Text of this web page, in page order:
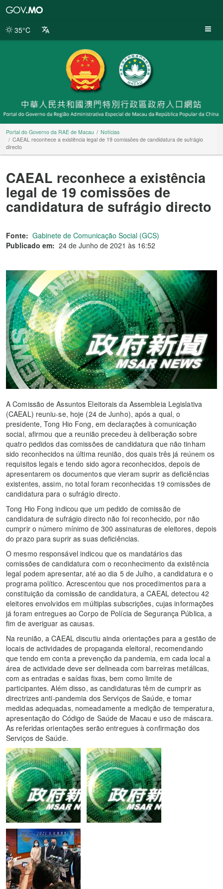
da
35°C
Portal do Governo da RAE de Macau
Notícias
CAEAL reconhece a existência legal de 19 comissões de candidatura de sufrágio
directo
CAEAL reconhece a existência
legal de 19 comissões de
candidatura de sufrágio directo
Fonte: Gabinete de Comunicação Social (GCS)
Publicado em: 24 de Junho de 2021 às 16:52
A Comissão de Assuntos Eleitorais da Assembleia Legislativa
(CAEAL) reuniu-se, hoje (24 de Junho), após a qual, o
presidente, Tong Hio Fong, em declarações à comunicação
social, afirmou que a reunião precedeu à deliberação sobre
quatro pedidos das comissões de candidatura que não tinham
sido reconhecidos na última reunião, dos quais três já reúnem os
requisitos legais e tendo sido agora reconhecidos, depois de
apresentarem os documentos que vieram suprir as deficiências
existentes, assim, no total foram reconhecidas 19 comissões de
candidatura para o sufrágio directo.
Tong Hio Fong indicou que um pedido de comissão de
candidatura de sufrágio directo não foi reconhecido, por não
cumprir o número mínimo de 300 assinaturas de eleitores, depois
do prazo para suprir as suas deficiências.
O mesmo responsável indicou que os mandatários das
comissões de candidatura com o reconhecimento da existência
legal podem apresentar, até ao dia 5 de Julho, a candidatura e o
programa político. Acrescentou que nos procedimentos para a
constituição da comissão de candidatura, a CAEAL detectou 42
eleitores envolvidos em múltiplas subscrições, cujas informações
já foram entregues ao Corpo de Polícia de Segurança Pública, a
fim de averiguar as causas.
Na reunião, a CAEAL discutiu ainda orientações para a gestão de
locais de actividades de propaganda eleitoral, recomendando
que tendo em conta a prevenção da pandemia, em cada local a
área de actividade deve ser delineada com barreiras metálicas,
com as entradas e saídas fixas, bem como limite de
participantes. Além disso, as candidaturas têm de cumprir as
directrizes anti-pandemia dos Serviços de Saúde, e tomar
medidas adequadas, nomeadamente a medição de temperatura,
apresentação do Código de Saúde de Macau e uso de máscara.
As referidas orientações serão entregues à confirmação dos
Serviços de Saúde.